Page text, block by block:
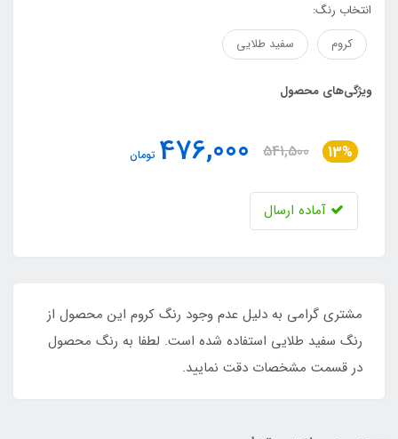
انتخاب رنگ:
کروم
سفید طلایی
ویژگی‌های محصول
13%
541,500
476,000 تومان
آماده ارسال
مشتری گرامی به دلیل عدم وجود رنگ کروم این محصول از
رنگ سفید طلایی استفاده شده است. لطفا به رنگ محصول
در قسمت مشخصات دقت نمایید.